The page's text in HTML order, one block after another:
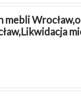
mebli